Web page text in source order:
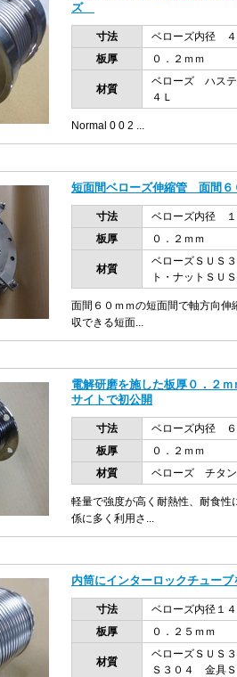
ズ
寸法
ベローズ内径
板厚
０．２ｍｍ
材質
ベローズ ハス
４Ｌ
Normal 0 0 2 ...
短面間ベローズ伸縮管 面間６
寸法
ベローズ内径
板厚
０．２ｍｍ
材質
ベローズＳＵＳ
ト・ナットＳＵ
面間６０ｍｍの短面間で軸方向
収できる短面...
電解研磨を施した板厚０．２
サイトで初公開
寸法
ベローズ内径
板厚
０．２ｍｍ
材質
ベローズ チタ
軽量で強度が高く耐熱性、耐食
係に多く利用さ...
内筒にインターロックチュー
寸法
ベローズ内径１
板厚
０．２５ｍｍ
材質
ベローズＳＵＳ
Ｓ３０４ 金具